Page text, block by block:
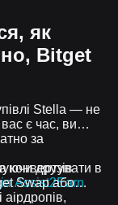
як
Bitget
Stella — не
є час, ви
за
друзів
Assist2Earn
конвертувати в
Swap або